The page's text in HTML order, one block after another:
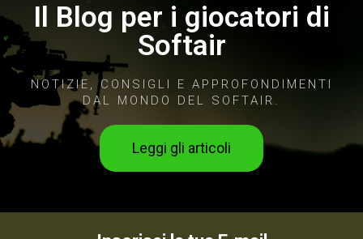
Il Blog per i giocatori di
Softair
NOTIZIE, CONSIGLI E APPROFONDIMENTI
DAL MONDO DEL SOFTAIR.
Leggi gli articoli